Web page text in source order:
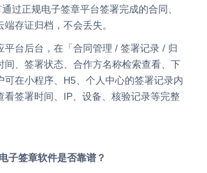
过正规电子签章平台签署完成的合同、
存证归档，不会丢失。
间、签署状态、合作方名称检索查看、下
可在小程序、H5、个人中心的签署记录内
看签署时间、IP、设备、核验记录等完整
子签章软件是否靠谱？